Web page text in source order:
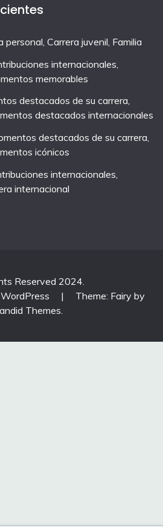
Carrera juvenil, Familia
internacionales,
memorables
destacados de su carrera,
destacados internacionales
destacados de su carrera,
icónicos
internacionales,
internacional
Reserved 2024.
|
Theme: Fairy by
Themes